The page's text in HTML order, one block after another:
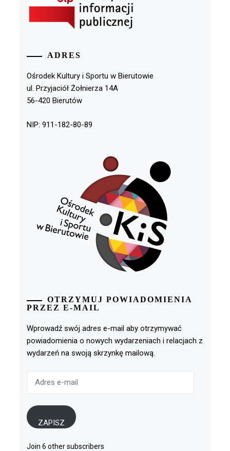
ADRES
Ośrodek Kultury i Sportu w Bierutowie
ul. Przyjaciół Żołnierza 14A
56-420 Bierutów
NIP: 911-182-80-89
OTRZYMUJ POWIADOMIENIA
PRZEZ E-MAIL
Wprowadź swój adres e-mail aby otrzymywać
powiadomienia o nowych wydarzeniach i relacjach z
wydarzeń na swoją skrzynkę mailową.
ZAPISZ
Join 6 other subscribers